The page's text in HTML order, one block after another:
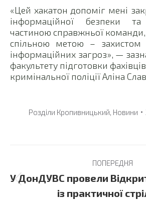
«Цей хакатон допоміг мені
інформаційної безпеки
частиною справжньої
спільною метою – захистом
інформаційних загроз», —
факультету підготовки
кримінальної поліції Аліна
Розділи Кропивницький, Новини
navigation
ПОПЕРЕДНЯ
post:
У ДонДУВС провели
із практичної